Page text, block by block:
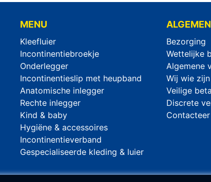
MENU
Kleefluier
Incontinentiebroekje
Onderlegger
Incontinentieslip met heupband
Anatomische inlegger
Rechte inlegger
Kind & baby
Hygiëne & accessoires
Incontinentieverband
Gespecialiseerde kleding & luier
Bezorging
Wettelijke
Algemene
Wij wie zijn
Veilige
Discrete